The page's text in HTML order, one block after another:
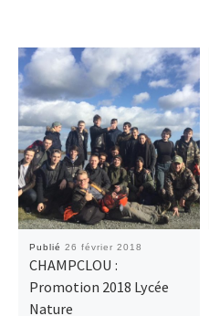
Publié 26 février 2018
CHAMPCLOU :
Promotion 2018 Lycée
Nature